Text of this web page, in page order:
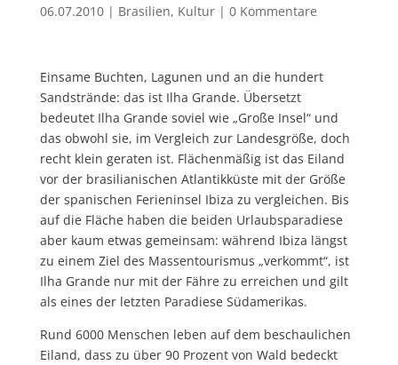
06.07.2010| Brasilien, Kultur| 0 Kommentare
Einsame Buchten, Lagunen und an die hundert
Sandstrände: das ist Ilha Grande. Übersetzt
bedeutet Ilha Grande soviel wie „Große Insel“ und
das obwohl sie, im Vergleich zur Landesgröße, doch
recht klein geraten ist. Flächenmäßig ist das Eiland
vor der brasilianischen Atlantikküste mit der Größe
der spanischen Ferieninsel Ibiza zu vergleichen. Bis
auf die Fläche haben die beiden Urlaubsparadiese
aber kaum etwas gemeinsam: während Ibiza längst
zu einem Ziel des Massentourismus „verkommt“, ist
Ilha Grande nur mit der Fähre zu erreichen und gilt
als eines der letzten Paradiese Südamerikas.
Rund 6000 Menschen leben auf dem beschaulichen
Eiland, dass zu über 90 Prozent von Wald bedeckt